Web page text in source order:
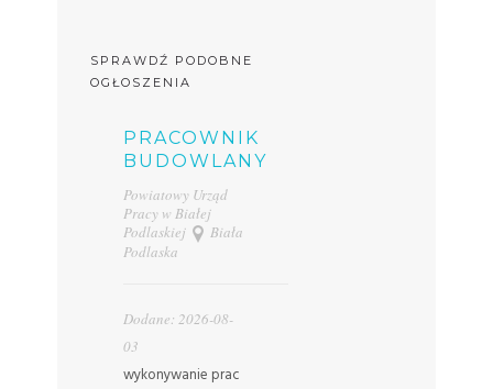
SPRAWDŹ PODOBNE
OGŁOSZENIA
PRACOWNIK
BUDOWLANY
Powiatowy Urząd
Pracy w Białej
Podlaskiej
Biała
Podlaska
Dodane: 2026-08-
03
wykonywanie prac